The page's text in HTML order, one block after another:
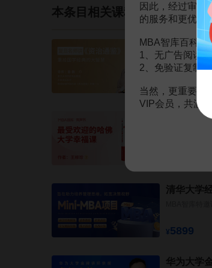
本条目相关课程
复旦名师
姜鹏
¥
《最受欢
清华大学
¥5899
华为大学
因此，经过审慎
的服务和更优质
MBA智库百科
1、无广告阅读；
2、免验证复制。
当然，更重要的
VIP会员，共渡